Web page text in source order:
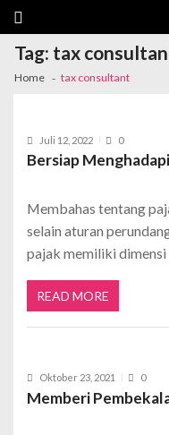
Tag: tax
Home tax consultant
Juli 12, 2022 0
Bersiap
Membahas tentang
selain aturan
pajak memiliki
READ MORE
Oktober 23, 2021 0
Memberi